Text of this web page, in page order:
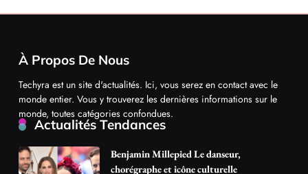
À Propos De Nous
monde entier. Vous y trouverez les dernières informations sur le
monde, toutes catégories confondues.
Actualités Tendances
Benjamin Millepied Le danseur,
chorégraphe et icône culturelle